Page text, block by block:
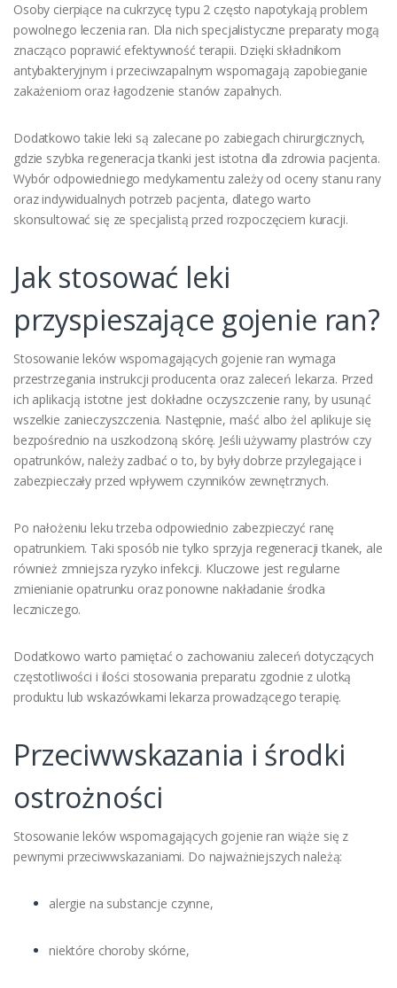
Osoby cierpiące na cukrzycę typu 2 często napotykają problem
powolnego leczenia ran. Dla nich specjalistyczne preparaty mogą
znacząco poprawić efektywność terapii. Dzięki składnikom
antybakteryjnym i przeciwzapalnym wspomagają zapobieganie
zakażeniom oraz łagodzenie stanów zapalnych.
Dodatkowo takie leki są zalecane po zabiegach chirurgicznych,
gdzie szybka regeneracja tkanki jest istotna dla zdrowia pacjenta.
Wybór odpowiedniego medykamentu zależy od oceny stanu rany
oraz indywidualnych potrzeb pacjenta, dlatego warto
skonsultować się ze specjalistą przed rozpoczęciem kuracji.
Jak stosować leki
przyspieszające gojenie ran?
Stosowanie leków wspomagających gojenie ran wymaga
przestrzegania instrukcji producenta oraz zaleceń lekarza. Przed
ich aplikacją istotne jest dokładne oczyszczenie rany, by usunąć
wszelkie zanieczyszczenia. Następnie, maść albo żel aplikuje się
bezpośrednio na uszkodzoną skórę. Jeśli używamy plastrów czy
opatrunków, należy zadbać o to, by były dobrze przylegające i
zabezpieczały przed wpływem czynników zewnętrznych.
Po nałożeniu leku trzeba odpowiednio zabezpieczyć ranę
opatrunkiem. Taki sposób nie tylko sprzyja regeneracji tkanek, ale
również zmniejsza ryzyko infekcji. Kluczowe jest regularne
zmienianie opatrunku oraz ponowne nakładanie środka
leczniczego.
Dodatkowo warto pamiętać o zachowaniu zaleceń dotyczących
częstotliwości i ilości stosowania preparatu zgodnie z ulotką
produktu lub wskazówkami lekarza prowadzącego terapię.
Przeciwwskazania i środki
ostrożności
Stosowanie leków wspomagających gojenie ran wiąże się z
pewnymi przeciwwskazaniami. Do najważniejszych należą:
alergie na substancje czynne,
niektóre choroby skórne,